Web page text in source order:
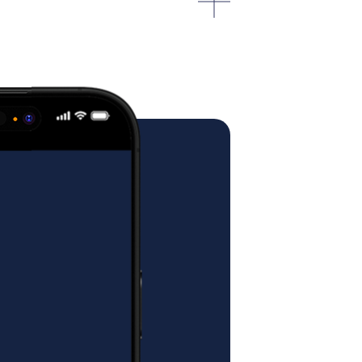
i wadze = zapewnić kurierowi
główne, zewnętrzne drzwi
drzwi klatki schodowej (jeśli
na dogodny dojazd autem
, więc
przewróceniu się tego mebla,
uszkodzenia mebla i obrażeń